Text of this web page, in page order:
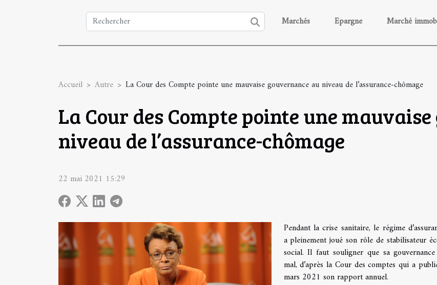
Marchés Epargne Marché
Accueil Autre La Cour des Compte pointe une mauvaise gouvernance au niveau de l’assurance-chômage
La Cour des Compte pointe une
niveau de l’assurance-chômage
22 mai 2021 15:29
Pendant la crise sanitaire, le régime
a pleinement joué son rôle de stabilisateur
social. Il faut souligner que sa
mal, d’après la Cour des comptes qui a
mars 2021 son rapport annuel.